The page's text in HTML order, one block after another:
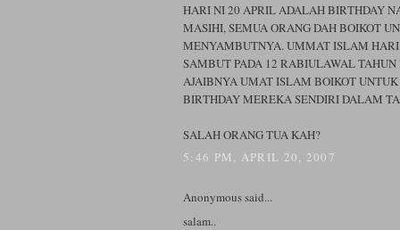
HARI NI 20 APRIL ADALAH BIRTHDAY
MASIHI, SEMUA ORANG DAH BOIKOT
MENYAMBUTNYA. UMMAT ISLAM
SAMBUT PADA 12 RABIULAWAL TAHUN
AJAIBNYA UMAT ISLAM BOIKOT
BIRTHDAY MEREKA SENDIRI DALAM
SALAH ORANG TUA KAH?
5:46 PM, APRIL 20, 2007
Anonymous said...
salam..